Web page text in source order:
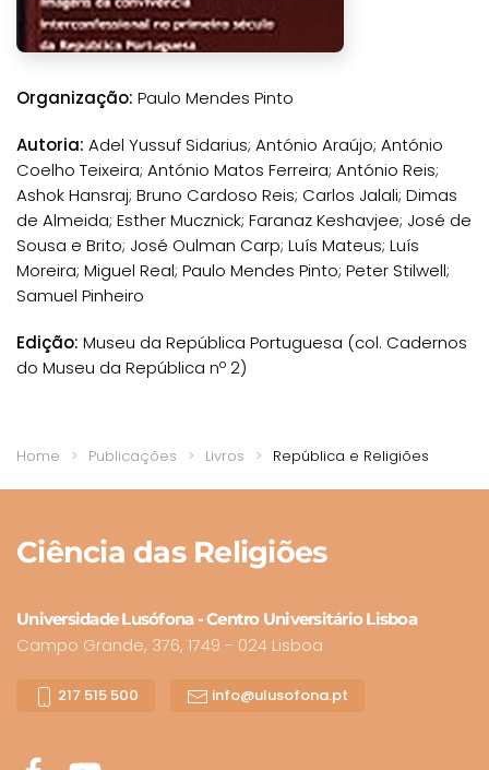
Organização: Paulo Mendes Pinto
Autoria: Adel Yussuf Sidarius; António Araújo; António
Coelho Teixeira; António Matos Ferreira; António Reis;
Ashok Hansraj; Bruno Cardoso Reis; Carlos Jalali; Dimas
de Almeida; Esther Mucznick; Faranaz Keshavjee; José de
Sousa e Brito; José Oulman Carp; Luís Mateus; Luís
Moreira; Miguel Real; Paulo Mendes Pinto; Peter Stilwell;
Samuel Pinheiro
Edição: Museu da República Portuguesa (col. Cadernos
do Museu da República nº 2)
Home Publicações Livros República e Religiões
Ciência das Religiões
Universidade Lusófona - Centro Universitário Lisboa
Campo Grande, 376, 1749 - 024 Lisboa
217 515 500 info@ulusofona.pt